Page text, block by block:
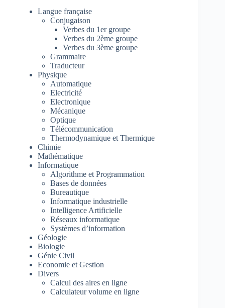
Langue française
Conjugaison
Verbes du 1er groupe
Verbes du 2ème groupe
Verbes du 3ème groupe
Grammaire
Traducteur
Physique
Automatique
Electricité
Electronique
Mécanique
Optique
Télécommunication
Thermodynamique et Thermique
Chimie
Mathématique
Informatique
Algorithme et Programmation
Bases de données
Bureautique
Informatique industrielle
Intelligence Artificielle
Réseaux informatique
Systèmes d’information
Géologie
Biologie
Génie Civil
Economie et Gestion
Divers
Calcul des aires en ligne
Calculateur volume en ligne